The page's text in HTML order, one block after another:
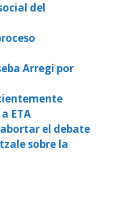
del
Arregi por
ETA
el debate
sobre la